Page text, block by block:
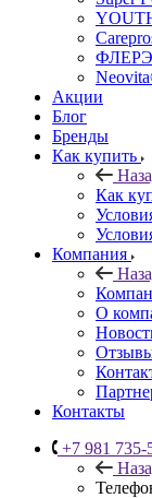
Акции
Блог
Бренды
Как купить
Как
Компания
О
Контакты
+7 981 735-